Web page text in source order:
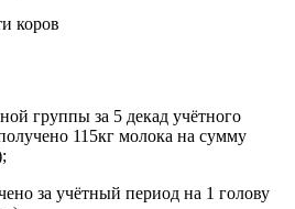
группы за 5 декад учётного
115кг молока на сумму
за учётный период на 1 голову